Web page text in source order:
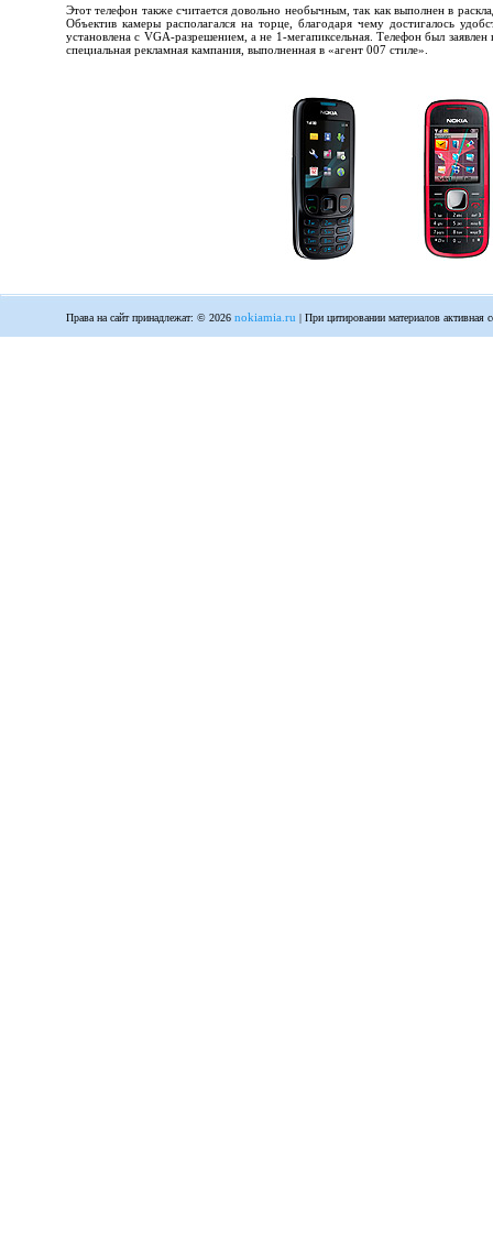
Этот телефон также считается довольно необычным, так как выполнен в
Объектив камеры располагался на торце, благодаря чему достигалось
установлена с VGA-разрешением, а не 1-мегапиксельная. Телефон был
специальная рекламная кампания, выполненная в «агент 007 стиле».
Права на сайт принадлежат: © 2026 nokiamia.ru | При цитировании материалов активная